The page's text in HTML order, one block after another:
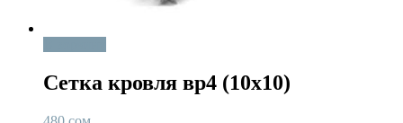
Сетка кровля вр4 (10х10)